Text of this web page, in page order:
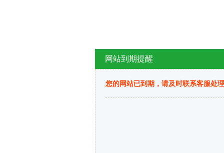
网站到期提醒
您的网站已到期，请及时联系客服处理